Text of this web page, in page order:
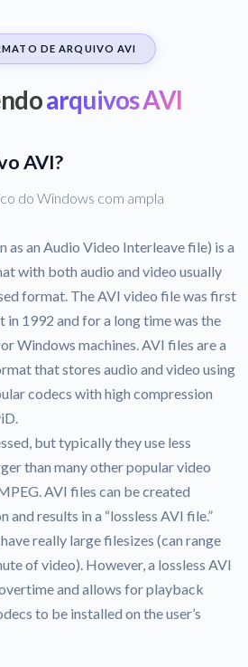
DE ARQUIVO AVI
arquivos AVI
AVI?
do Windows com ampla
as an Audio Video Interleave file) is a
with both audio and video usually
format. The AVI video file was first
1992 and for a long time was the
Windows machines. AVI files are a
that stores audio and video using
codecs with high compression
but typically they use less
than many other popular video
AVI files can be created
results in a “lossless AVI file.”
really large filesizes (can range
of video). However, a lossless AVI
and allows for playback
to be installed on the user’s